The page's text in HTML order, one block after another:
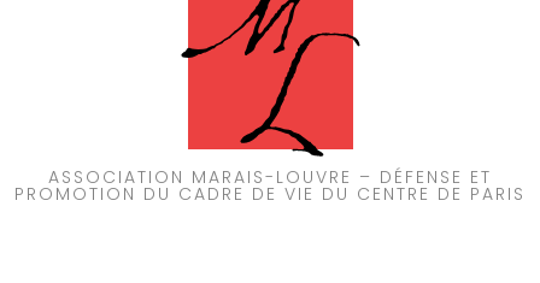
ASSOCIATION MARAIS-LOUVRE – DÉFENSE ET
PROMOTION DU CADRE DE VIE DU CENTRE DE PARIS